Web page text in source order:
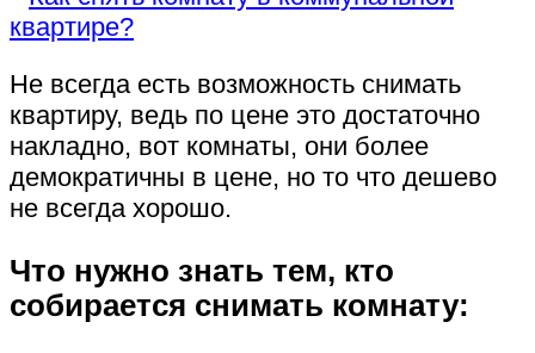
Не всегда есть возможность снимать
квартиру, ведь по цене это достаточно
накладно, вот комнаты, они более
демократичны в цене, но то что дешево
не всегда хорошо.
Что нужно знать тем, кто
собирается снимать комнату: